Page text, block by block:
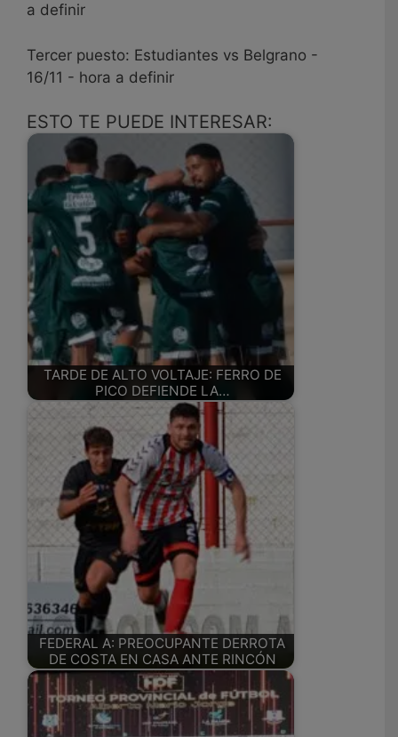
a definir
Tercer puesto: Estudiantes vs Belgrano -
16/11 - hora a definir
ESTO TE PUEDE INTERESAR:
TARDE DE ALTO VOLTAJE: FERRO DE
PICO DEFIENDE LA…
FEDERAL A: PREOCUPANTE DERROTA
DE COSTA EN CASA ANTE RINCÓN